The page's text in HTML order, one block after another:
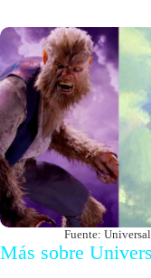
Fuente:
Más sobre